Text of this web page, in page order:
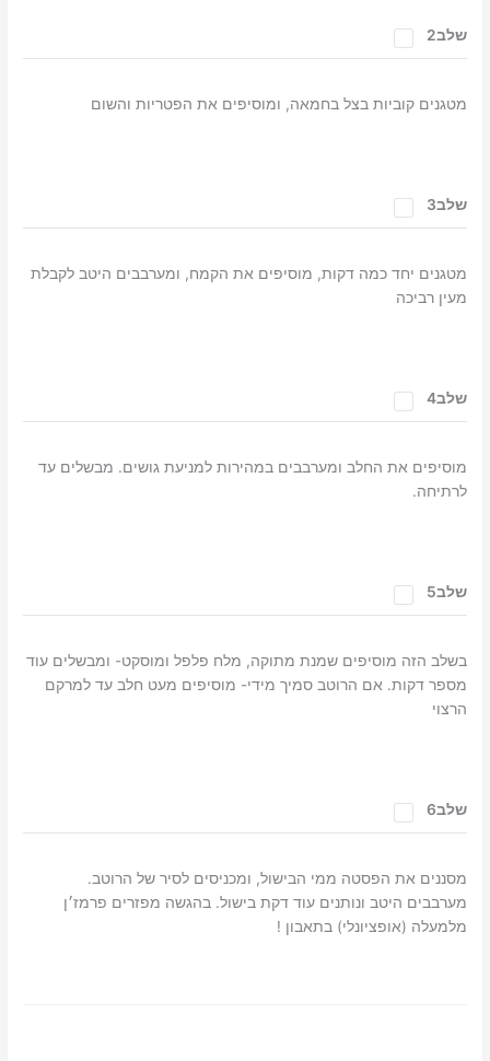
שלב2
מטגנים קוביות בצל בחמאה, ומוסיפים את הפטריות והשום
שלב3
מטגנים יחד כמה דקות, מוסיפים את הקמח, ומערבבים היטב לקבלת
מעין רביכה
שלב4
מוסיפים את החלב ומערבבים במהירות למניעת גושים. מבשלים עד
לרתיחה.
שלב5
בשלב הזה מוסיפים שמנת מתוקה, מלח פלפל ומוסקט- ומבשלים עוד
מספר דקות. אם הרוטב סמיך מידי- מוסיפים מעט חלב עד למרקם
הרצוי
שלב6
מסננים את הפסטה ממי הבישול, ומכניסים לסיר של הרוטב.
מערבבים היטב ונותנים עוד דקת בישול. בהגשה מפזרים פרמז׳ן
מלמעלה (אופציונלי) בתאבון !